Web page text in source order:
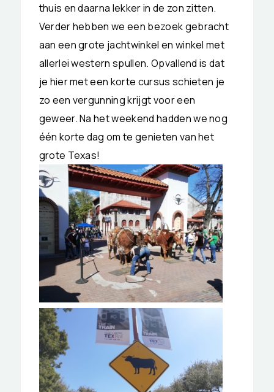
thuis en daarna lekker in de zon zitten.
Verder hebben we een bezoek gebracht
aan een grote jachtwinkel en winkel met
allerlei western spullen. Opvallend is dat
je hier met een korte cursus schieten je
zo een vergunning krijgt voor een
geweer. Na het weekend hadden we nog
één korte dag om te genieten van het
grote Texas!